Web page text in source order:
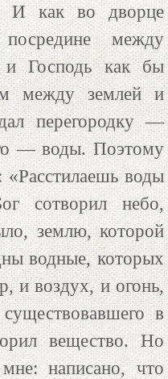
И как во дворце
посредине между
Господь как бы
между землей и
перегородку —
— воды. Поэтому
воды
сотворил небо,
землю, которой
водные, которых
и воздух, и огонь,
в
вещество. Но
написано, что